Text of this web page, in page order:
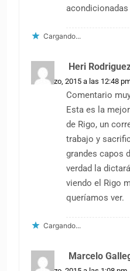
Cargando...
Heri
30 marzo, 2015 a las 12:48
Comentario
Esta es la
de Rigo, un
trabajo y
grandes capos
verdad la
viendo el Rigo
queríamos ver.
Cargando...
Marcelo